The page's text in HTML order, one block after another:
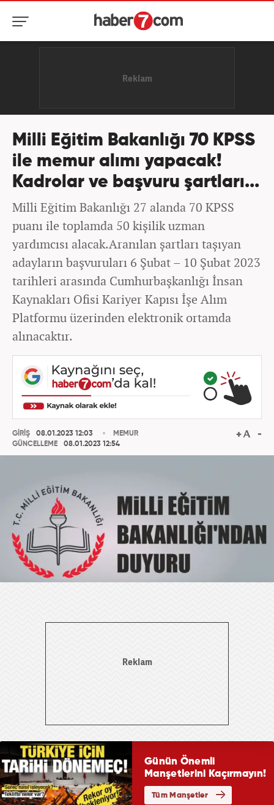
Milli Eğitim Bakanlığı 70 KPSS
ile memur alımı yapacak!
Kadrolar ve başvuru şartları...
Milli Eğitim Bakanlığı 27 alanda 70 KPSS
puanı ile toplamda 50 kişilik uzman
yardımcısı alacak.Aranılan şartları taşıyan
adayların başvuruları 6 Şubat – 10 Şubat 2023
tarihleri arasında Cumhurbaşkanlığı İnsan
Kaynakları Ofisi Kariyer Kapısı İşe Alım
Platformu üzerinden elektronik ortamda
alınacaktır.
GİRİŞ
08.01.2023 12:03
GÜNCELLEME
08.01.2023 12:54
MEMUR